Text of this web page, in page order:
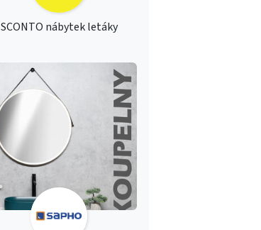
SCONTO nábytek letáky